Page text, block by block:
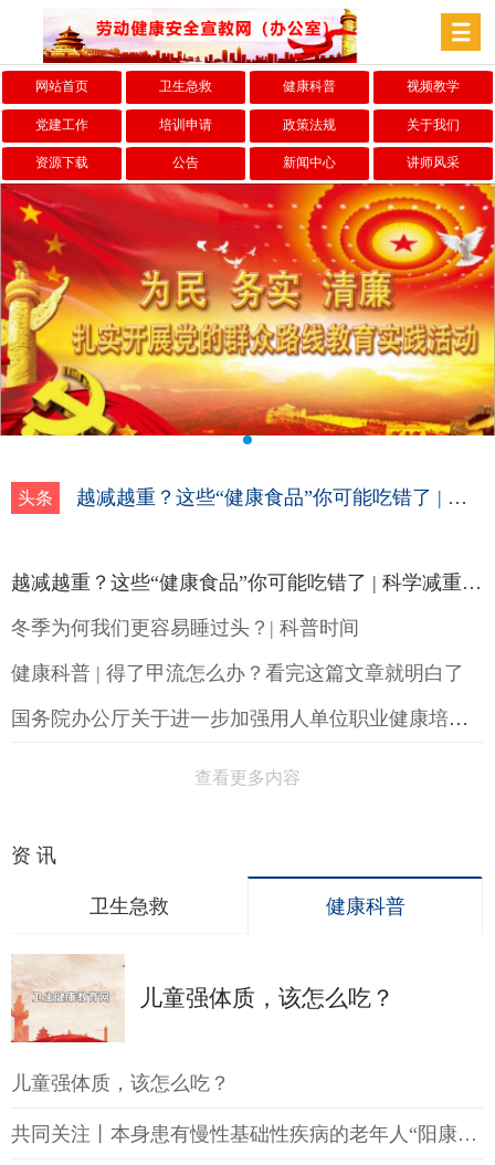
网站首页 卫生急救 健康科普 视频教学
党建工作 培训申请 政策法规 关于我们
资源下载 公告 新闻中心 讲师风采
头条 越减越重？这些“健康食品”你可能吃错了 | 科学减重一起来
越减越重？这些“健康食品”你可能吃错了 | 科学减重一起来
冬季为何我们更容易睡过头？| 科普时间
健康科普 | 得了甲流怎么办？看完这篇文章就明白了
国务院办公厅关于进一步加强用人单位职业健康培训工作的通知
查看更多内容
资 讯
卫生急救 健康科普
儿童强体质，该怎么吃？
儿童强体质，该怎么吃？
共同关注丨本身患有慢性基础性疾病的老年人“阳康”后如何提高免疫力